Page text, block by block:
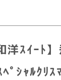
洋ｽｲｰﾄ
ﾟｼｬﾙｸﾘｽ